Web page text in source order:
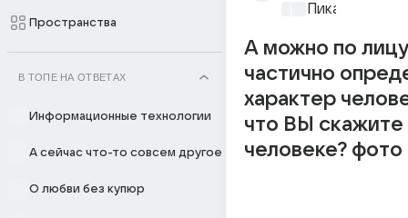
Пространства
В ТОПЕ НА ОТВЕТАХ
Информационные технологии
А сейчас что-то совсем другое
О любви без купюр
Пикантно о
А можно по
частично
характер
что ВЫ скажите
человеке? фото